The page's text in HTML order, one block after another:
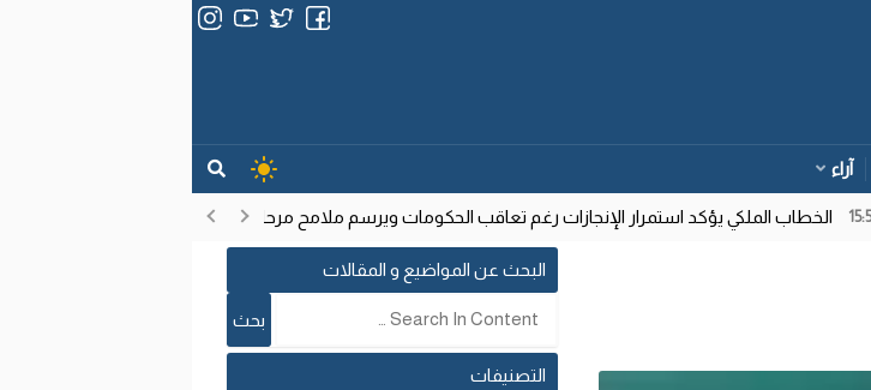
آراء
الخطاب الملكي يؤكد استمرار الإنجازات رغم تعاقب الحكومات ويرسم ملامح مرحلة تنموية جديدة
البحث عن المواضيع و المقالات
التصنيفات